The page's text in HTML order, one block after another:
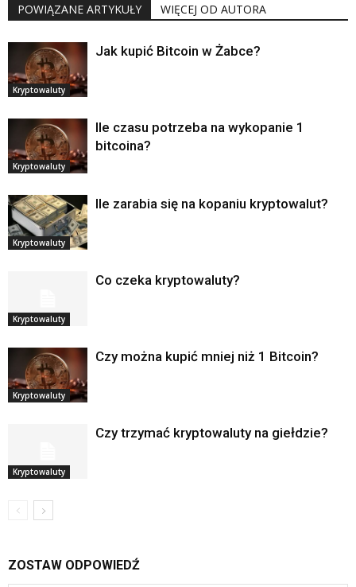
POWIĄZANE ARTYKUŁY WIĘCEJ OD AUTORA
Kryptowaluty
Jak kupić Bitcoin w Żabce?
Kryptowaluty
Ile czasu potrzeba na wykopanie 1
bitcoina?
Kryptowaluty
Ile zarabia się na kopaniu kryptowalut?
Kryptowaluty
Co czeka kryptowaluty?
Kryptowaluty
Czy można kupić mniej niż 1 Bitcoin?
Kryptowaluty
Czy trzymać kryptowaluty na giełdzie?
ZOSTAW ODPOWIEDŹ